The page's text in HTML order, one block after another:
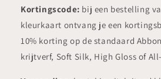
Kortingscode: bij een bestelling
kleurkaart ontvang je een
10% korting op de standaard
krijtverf, Soft Silk, High Gloss of